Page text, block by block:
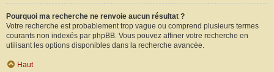
Pourquoi ma recherche ne renvoie aucun résultat ?
Votre recherche est probablement trop vague ou comprend plusieurs termes
courants non indexés par phpBB. Vous pouvez affiner votre recherche en
utilisant les options disponibles dans la recherche avancée.
Haut